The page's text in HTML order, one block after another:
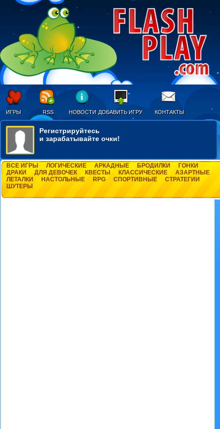
ИГРЫ RSS НОВОСТИ ДОБАВИТЬ ИГРУ КОНТАКТЫ
Регистрируйтесь
и зарабатывайте очки!
ВСЕ ИГРЫ ЛОГИЧЕСКИЕ АРКАДНЫЕ БРОДИЛКИ
ГОНКИ
ДРАКИ
ДЛЯ ДЕВОЧЕК КВЕСТЫ КЛАССИЧЕСКИЕ
АЗАРТНЫЕ
ЛЕТАЛКИ
НАСТОЛЬНЫЕ RPG СПОРТИВНЫЕ
СТРАТЕГИИ
ШУТЕРЫ